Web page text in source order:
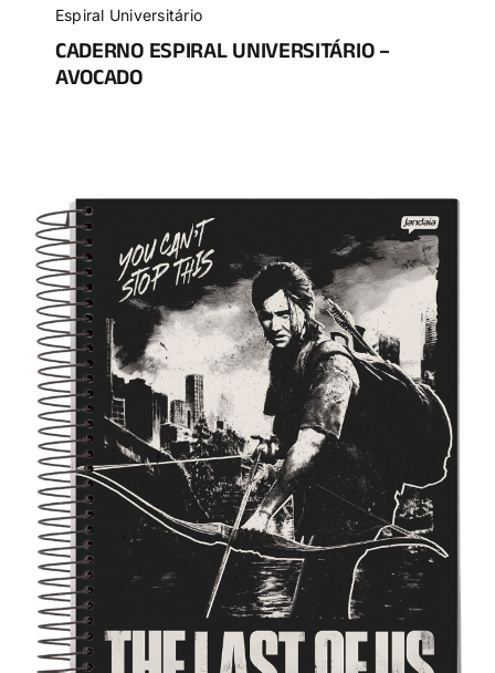
Espiral Universitário
CADERNO ESPIRAL UNIVERSITÁRIO –
AVOCADO